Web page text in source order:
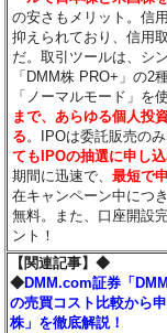
の安さもメリット。信
抑えられており、信用
だ。取引ツールは、シ
「DMM株 PRO+」の2
「ノーマルモード」を
まで、あらゆる個人投
る。IPOは委託販売の
てもIPOの抽選に申し
期間に迅速で、最短で
在キャンペーン中につ
無料。また、口座開設
ント！
【関連記事】◆
◆DMM.com証券「
の売買コスト比較から
株」を徹底解説！